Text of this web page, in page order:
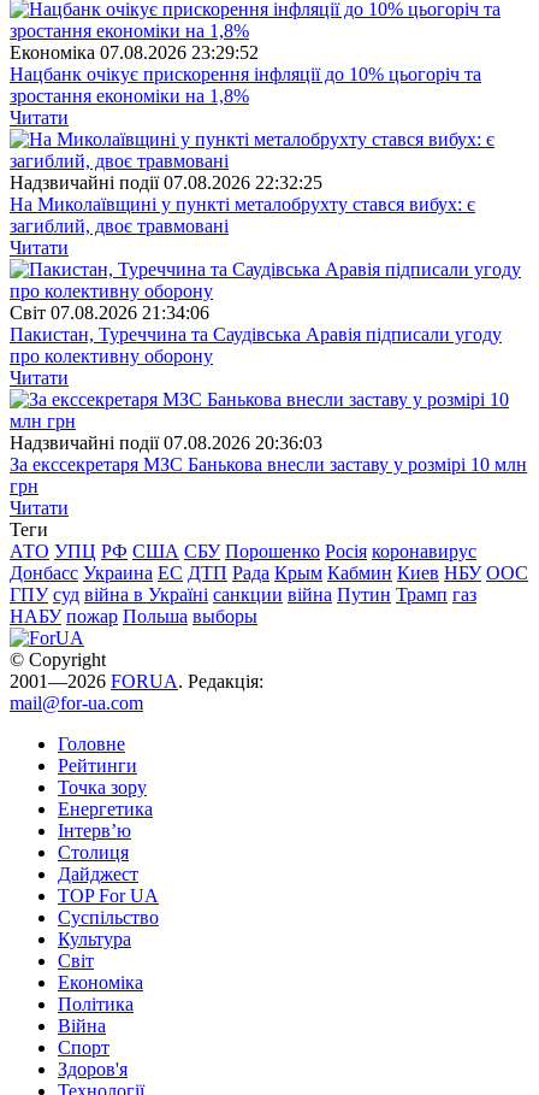
Економіка 07.08.2026 23:29:52
Нацбанк очікує прискорення інфляції до 10% цьогоріч та
зростання економіки на 1,8%
Читати
Надзвичайні події 07.08.2026 22:32:25
На Миколаївщині у пункті металобрухту стався вибух: є
загиблий, двоє травмовані
Читати
Свiт 07.08.2026 21:34:06
Пакистан, Туреччина та Саудівська Аравія підписали угоду
про колективну оборону
Читати
Надзвичайні події 07.08.2026 20:36:03
За екссекретаря МЗС Банькова внесли заставу у розмірі 10 млн
грн
Читати
Теги
АТО УПЦ РФ США СБУ Порошенко Росія коронавирус
Донбасс Украина ЕС ДТП Рада Крым Кабмин Киев НБУ ООС
ГПУ суд війна в Україні санкции війна Путин Трамп газ
НАБУ пожар Польша выборы
© Copyright
2001—2026 FORUA. Редакція:
mail@for-ua.com
Головне
Рейтинги
Точка зору
Енергетика
Інтерв’ю
Столиця
Дайджест
TOP For UA
Суспiльство
Культура
Світ
Економіка
Політика
Війна
Спорт
Здоров'я